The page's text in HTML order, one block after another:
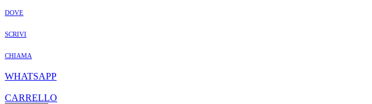
DOVE
SCRIVI
CHIAMA
WHATSAPP
CARRELLO